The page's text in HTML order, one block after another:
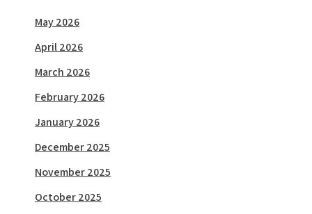
May 2026
April 2026
March 2026
February 2026
January 2026
December 2025
November 2025
October 2025